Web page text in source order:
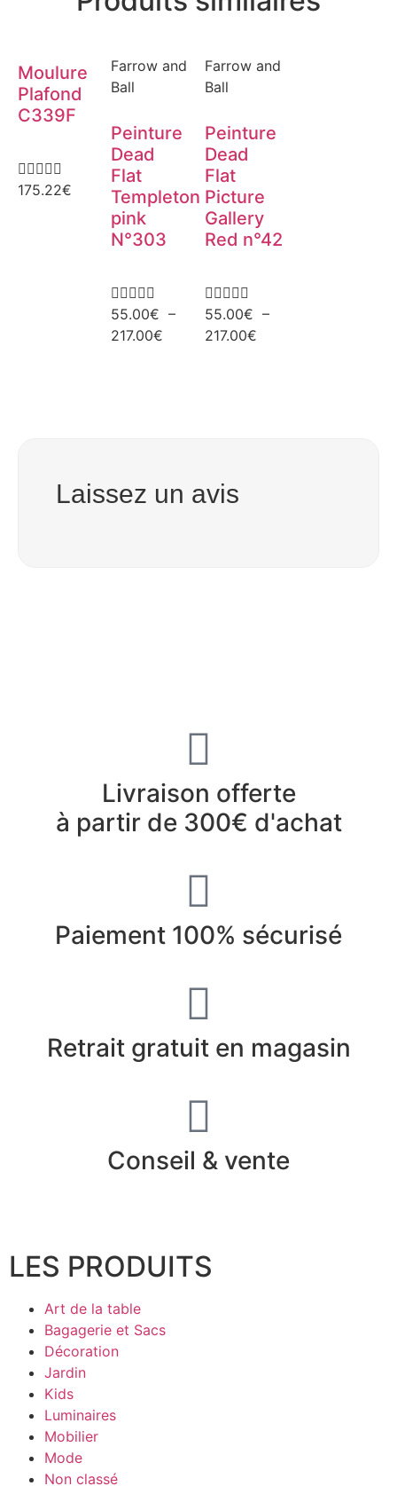
Moulure
Plafond
C339F

175.22€
Farrow and
Ball
Peinture
Dead
Flat
Templeton
pink
N°303

55.00€ –
217.00€
Farrow and
Ball
Peinture
Dead
Flat
Picture
Gallery
Red n°42

55.00€ –
217.00€
Laissez un avis
Livraison offerte
à partir de 300€ d'achat
Paiement 100% sécurisé
Retrait gratuit en magasin
Conseil & vente
LES PRODUITS
Art de la table
Bagagerie et Sacs
Décoration
Jardin
Kids
Luminaires
Mobilier
Mode
Non classé